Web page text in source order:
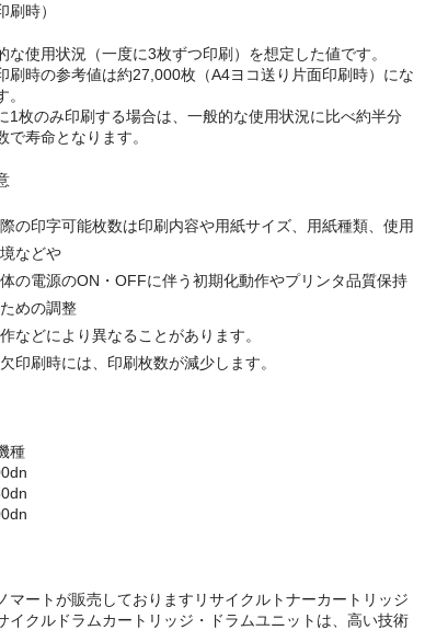
刷時）
な使用状況（一度に3枚ずつ印刷）を想定した値です。
刷時の参考値は約27,000枚（A4ヨコ送り片面印刷時）にな
。
1枚のみ印刷する場合は、一般的な使用状況に比べ約半分
で寿命となります。
の印字可能枚数は印刷内容や用紙サイズ、用紙種類、使用
などや
の電源のON・OFFに伴う初期化動作やプリンタ品質保持
めの調整
などにより異なることがあります。
印刷時には、印刷枚数が減少します。
種
マートが販売しておりますリサイクルトナーカートリッジ
イクルドラムカートリッジ・ドラムユニットは、高い技術